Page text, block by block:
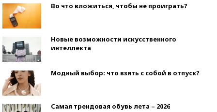
Во что вложиться, чтобы не проиграть?
Новые возможности искусственного
интеллекта
Модный выбор: что взять с собой в отпуск?
Самая трендовая обувь лета – 2026